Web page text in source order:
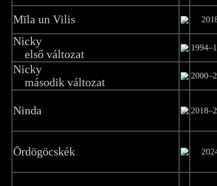
Mīla un Vilis
Nicky
első változat
Nicky
második változat
Ninda
Ördögöcskék